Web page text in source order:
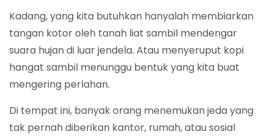
Kadang, yang kita butuhkan hanyalah membiarkan
tangan kotor oleh tanah liat sambil mendengar
suara hujan di luar jendela. Atau menyeruput kopi
hangat sambil menunggu bentuk yang kita buat
mengering perlahan.
Di tempat ini, banyak orang menemukan jeda yang
tak pernah diberikan kantor, rumah, atau sosial